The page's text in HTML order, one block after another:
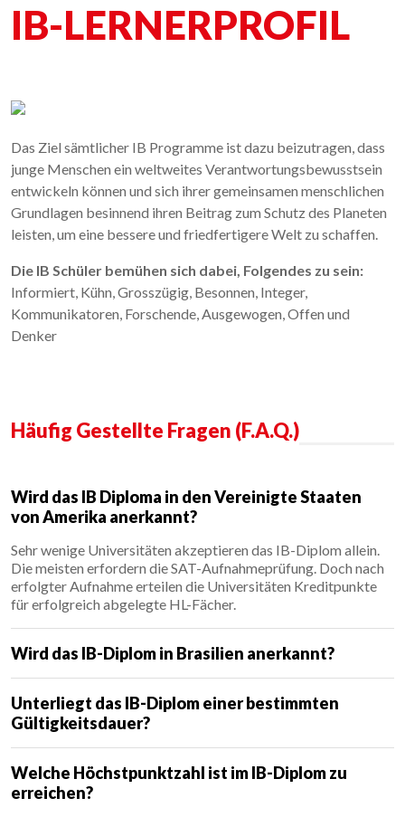
IB-LERNERPROFIL
Das Ziel sämtlicher IB Programme ist dazu beizutragen, dass
junge Menschen ein weltweites Verantwortungsbewusstsein
entwickeln können und sich ihrer gemeinsamen menschlichen
Grundlagen besinnend ihren Beitrag zum Schutz des Planeten
leisten, um eine bessere und friedfertigere Welt zu schaffen.
Die IB Schüler bemühen sich dabei, Folgendes zu sein:
Informiert, Kühn, Grosszügig, Besonnen, Integer,
Kommunikatoren, Forschende, Ausgewogen, Offen und
Denker
Häufig Gestellte Fragen (F.A.Q.)
Wird das IB Diploma in den Vereinigte Staaten
von Amerika anerkannt?
Sehr wenige Universitäten akzeptieren das IB-Diplom allein.
Die meisten erfordern die SAT-Aufnahmeprüfung. Doch nach
erfolgter Aufnahme erteilen die Universitäten Kreditpunkte
für erfolgreich abgelegte HL-Fächer.
Wird das IB-Diplom in Brasilien anerkannt?
Unterliegt das IB-Diplom einer bestimmten
Gültigkeitsdauer?
Welche Höchstpunktzahl ist im IB-Diplom zu
erreichen?